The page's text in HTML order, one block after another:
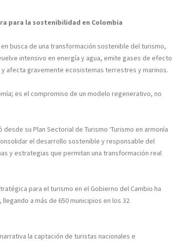
para la sostenibilidad en Colombia
busca de una transformación sostenible del turismo,
intensivo en energía y agua, emite gases de efecto
afecta gravemente ecosistemas terrestres y marinos.
es el compromiso de un modelo regenerativo, no
su Plan Sectorial de Turismo ‘Turismo en armonía
el desarrollo sostenible y responsable del
y estrategias que permitan una transformación real
para el turismo en el Gobierno del Cambio ha
llegando a más de 650 municipios en los 32
la captación de turistas nacionales e